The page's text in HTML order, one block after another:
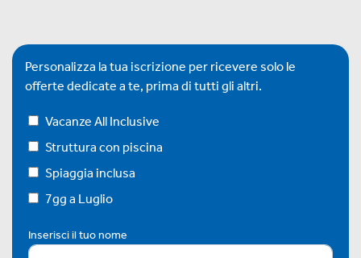
Personalizza la tua iscrizione per ricevere solo le
offerte dedicate a te, prima di tutti gli altri.
Vacanze All Inclusive
Struttura con piscina
Spiaggia inclusa
7gg a Luglio
Inserisci il tuo nome